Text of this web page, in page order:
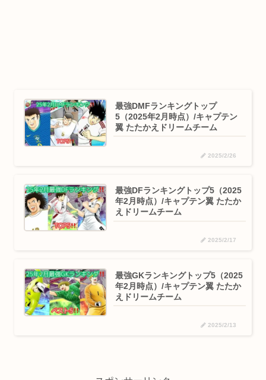
最強DMFランキングトップ
5（2025年2月時点）/キャプテン
翼 たたかえドリームチーム
2025/2/26
最強DFランキングトップ5（2025
年2月時点）/キャプテン翼 たたか
えドリームチーム
2025/2/17
最強GKランキングトップ5（2025
年2月時点）/キャプテン翼 たたか
えドリームチーム
2025/2/13